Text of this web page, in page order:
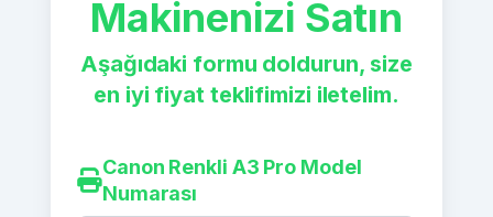
Makinenizi Satın
Aşağıdaki formu doldurun, size
en iyi fiyat teklifimizi iletelim.
Canon Renkli A3 Pro Model
Numarası